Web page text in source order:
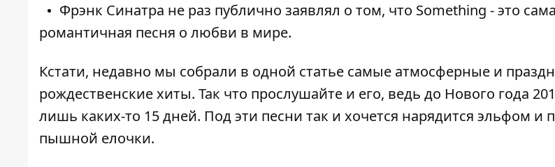
Фрэнк Синатра не раз публично заявлял о том, что Something - это
романтичная песня о любви в мире.
Кстати, недавно мы собрали в одной статье самые атмосферные и
рождественские хиты. Так что прослушайте и его, ведь до Нового года
лишь каких-то 15 дней. Под эти песни так и хочется нарядится эльфом и
пышной елочки.